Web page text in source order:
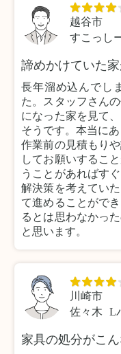
越谷市
すこっし
諦めかけていた
長年溜め込んでし
た。スタッフさん
になった家を見て
そうです。本当に
作業前の見積もり
してお願いするこ
うことがあればす
解決策を考えてい
て進めることがで
るとは思わなかっ
と思います。
川崎市
佐々木
L
家具の処分がこ